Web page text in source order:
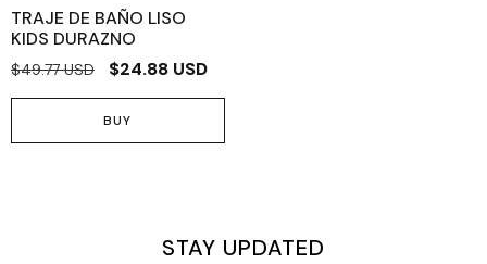
TRAJE DE BAÑO LISO
KIDS DURAZNO
$49.77 USD $24.88 USD
BUY
STAY UPDATED